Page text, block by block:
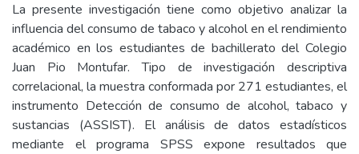
La presente investigación tiene como objetivo analizar la
influencia del consumo de tabaco y alcohol en el rendimiento
académico en los estudiantes de bachillerato del Colegio
Juan Pio Montufar. Tipo de investigación descriptiva
correlacional, la muestra conformada por 271 estudiantes, el
instrumento Detección de consumo de alcohol, tabaco y
sustancias (ASSIST). El análisis de datos estadísticos
mediante el programa SPSS expone resultados que